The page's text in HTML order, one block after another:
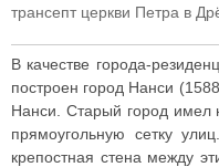
трансепт церкви Петра в
В качестве города-
построен город Нанси
Нанси. Старый город имел
прямоугольную сетку
крепостная стена между